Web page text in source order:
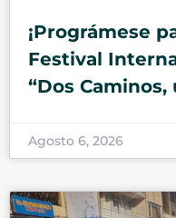
¡Prográmese
Festival
“Dos
Agosto 6, 2026